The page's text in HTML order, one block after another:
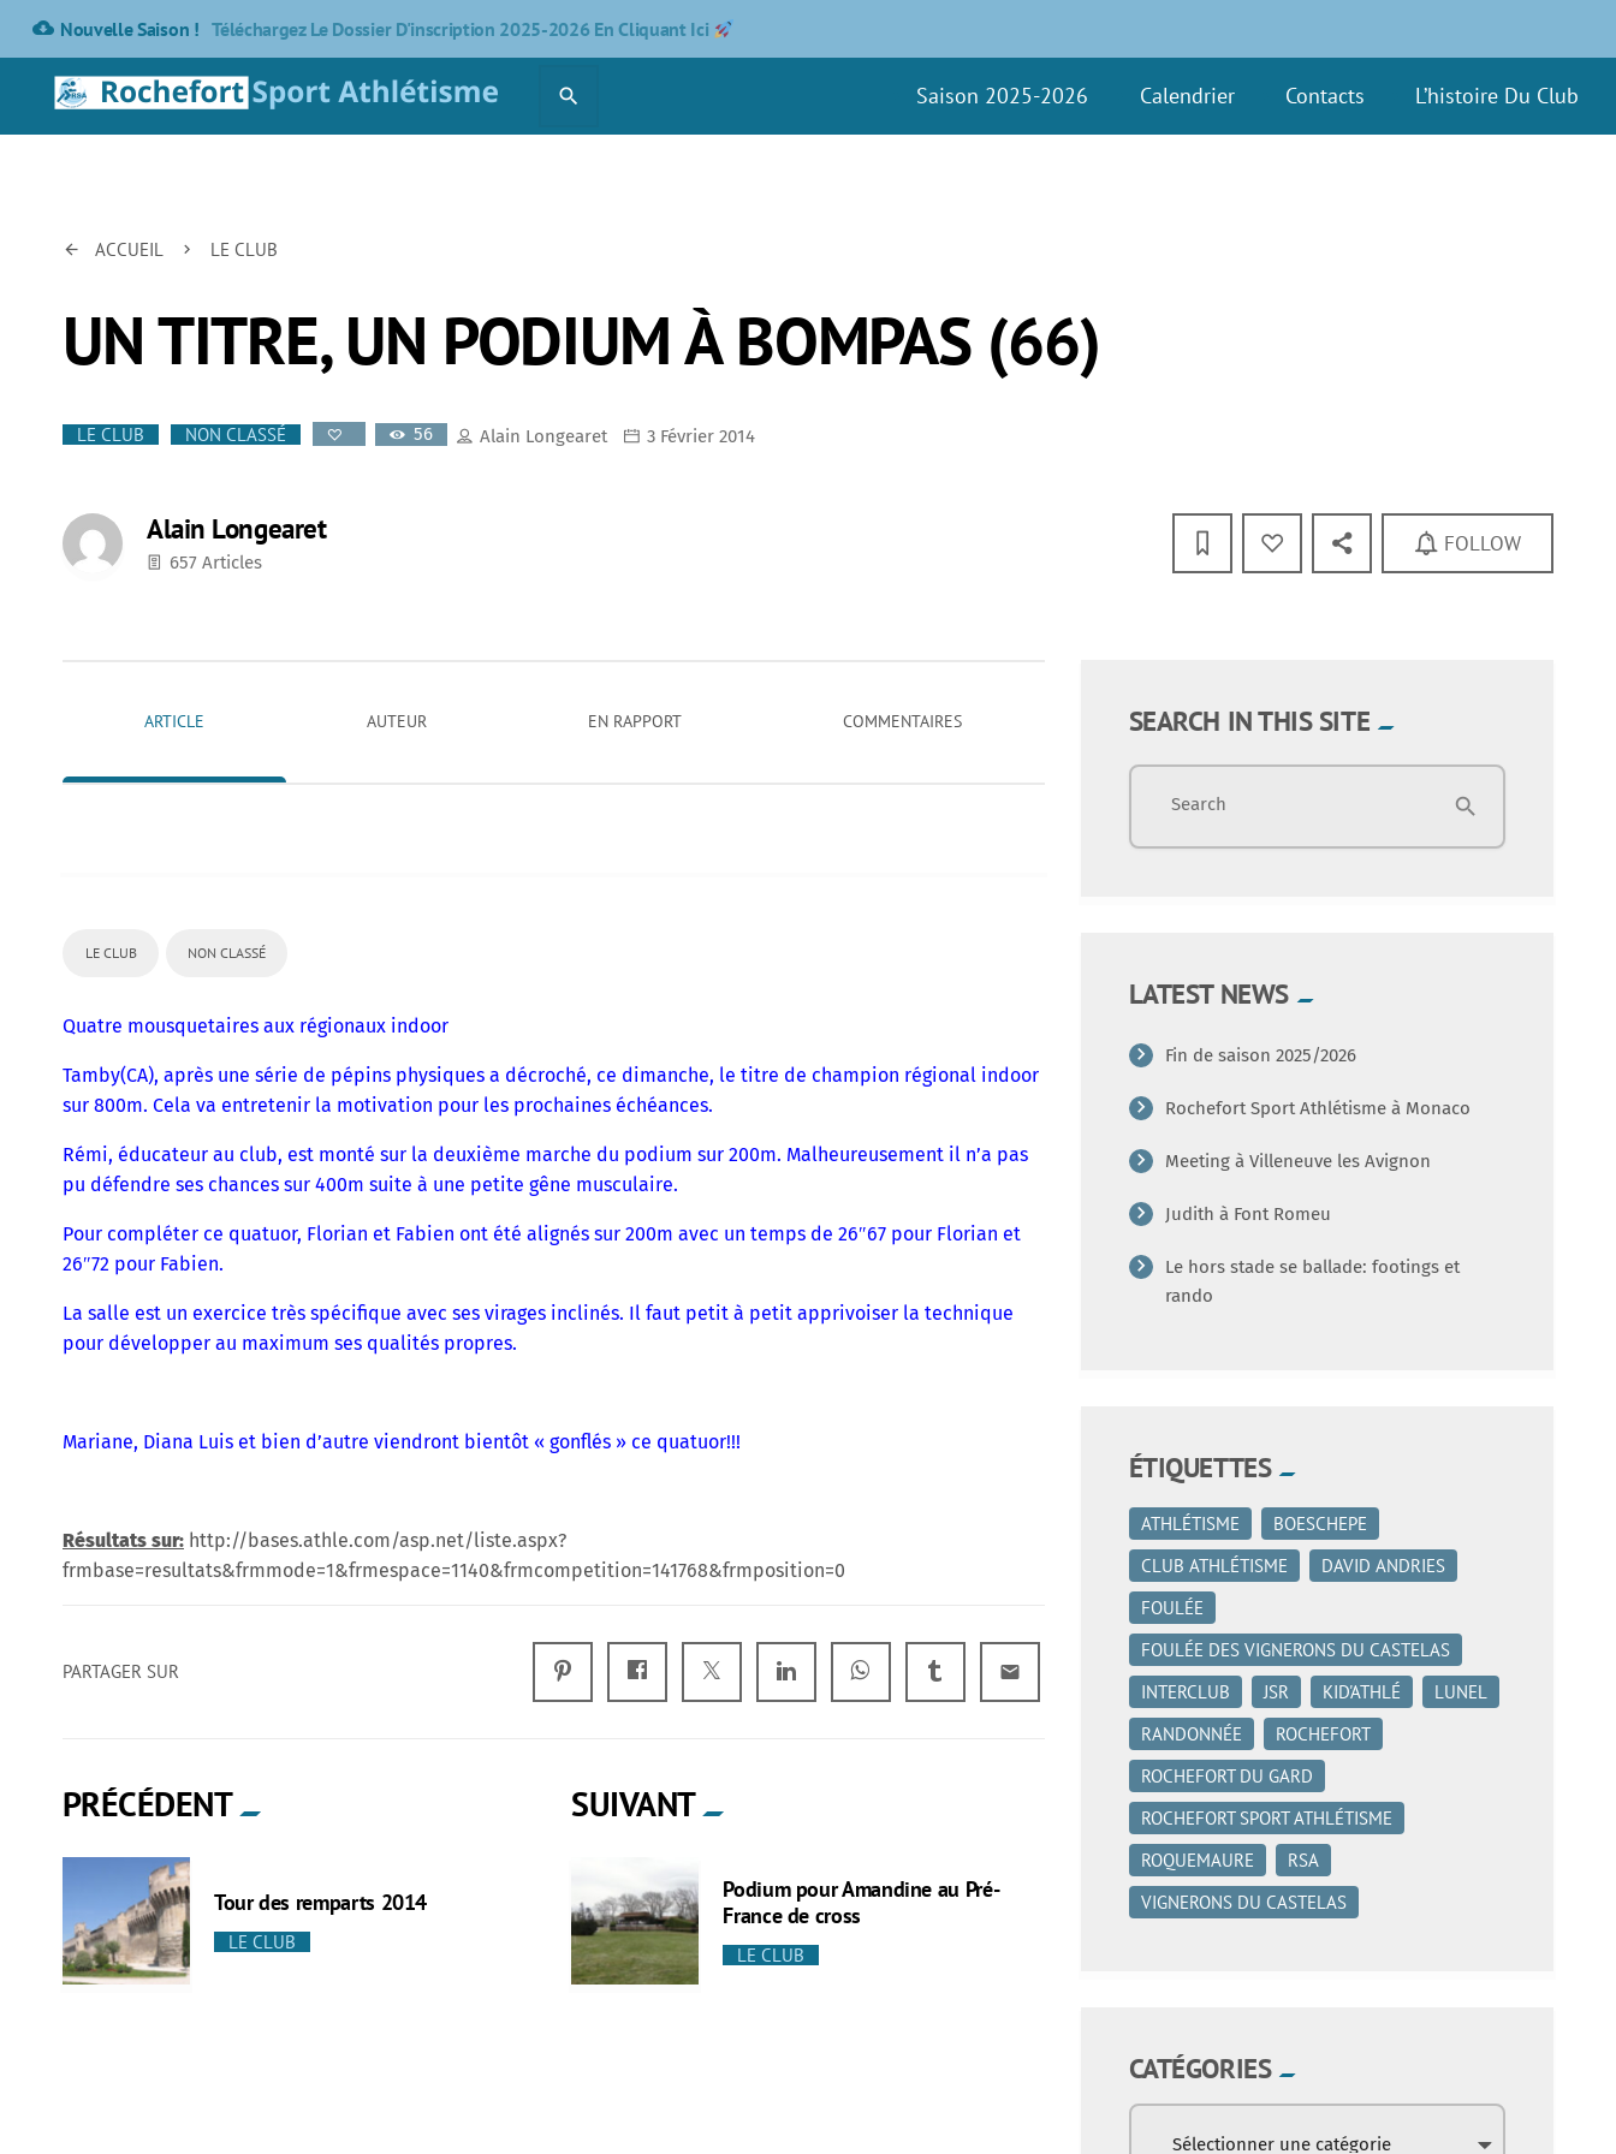
cloud_download Nouvelle Saison ! Téléchargez Le Dossier D'inscription 2025-2026 En Cliquant Ici
Saison 2025-2026 Calendrier Contacts L’histoire Du Club
search
arrow_back ACCUEIL keyboard_arrow_right LE CLUB
UN TITRE, UN PODIUM À BOMPAS (66)
LE CLUB NON CLASSÉ 56 Alain Longearet 3 Février 2014
Alain Longearet
657 Articles
FOLLOW
ARTICLE AUTEUR EN RAPPORT COMMENTAIRES
LE CLUB NON CLASSÉ
Quatre mousquetaires aux régionaux indoor
Tamby(CA), après une série de pépins physiques a décroché, ce dimanche, le titre de champion régional indoor
sur 800m. Cela va entretenir la motivation pour les prochaines échéances.
Rémi, éducateur au club, est monté sur la deuxième marche du podium sur 200m. Malheureusement il n’a pas
pu défendre ses chances sur 400m suite à une petite gêne musculaire.
Pour compléter ce quatuor, Florian et Fabien ont été alignés sur 200m avec un temps de 26″67 pour Florian et
26″72 pour Fabien.
La salle est un exercice très spécifique avec ses virages inclinés. Il faut petit à petit apprivoiser la technique
pour développer au maximum ses qualités propres.
Mariane, Diana Luis et bien d’autre viendront bientôt « gonflés » ce quatuor!!!
Résultats sur: http://bases.athle.com/asp.net/liste.aspx?
frmbase=resultats&frmmode=1&frmespace=1140&frmcompetition=141768&frmposition=0
PARTAGER SUR email
PRÉCÉDENT
Tour des remparts 2014
LE CLUB
SUIVANT
Podium pour Amandine au Pré-
France de cross
LE CLUB
SEARCH IN THIS SITE
Search search
LATEST NEWS
Fin de saison 2025/2026
Rochefort Sport Athlétisme à Monaco
Meeting à Villeneuve les Avignon
Judith à Font Romeu
Le hors stade se ballade: footings et
rando
ÉTIQUETTES
ATHLÉTISME
BOESCHEPE
CLUB ATHLÉTISME
DAVID ANDRIES
FOULÉE
FOULÉE DES VIGNERONS DU CASTELAS
INTERCLUB
JSR KID'ATHLÉ
LUNEL
RANDONNÉE
ROCHEFORT
ROCHEFORT DU GARD
ROCHEFORT SPORT ATHLÉTISME
ROQUEMAURE
RSA
VIGNERONS DU CASTELAS
CATÉGORIES